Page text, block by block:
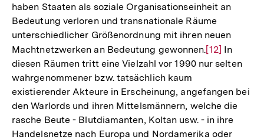
haben Staaten als soziale Organisationseinheit an
Bedeutung verloren und transnationale Räume
unterschiedlicher Größenordnung mit ihren neuen
Machtnetzwerken an Bedeutung gewonnen.Zur
Auflösung
Fußnote
[12] In
diesen Räumen tritt eine Vielzahl vor 1990 nur selten
wahrgenommener bzw. tatsächlich kaum
existierender Akteure in Erscheinung, angefangen bei
den Warlords und ihren Mittelsmännern, welche die
rasche Beute - Blutdiamanten, Koltan usw. - in ihre
Handelsnetze nach Europa und Nordamerika oder